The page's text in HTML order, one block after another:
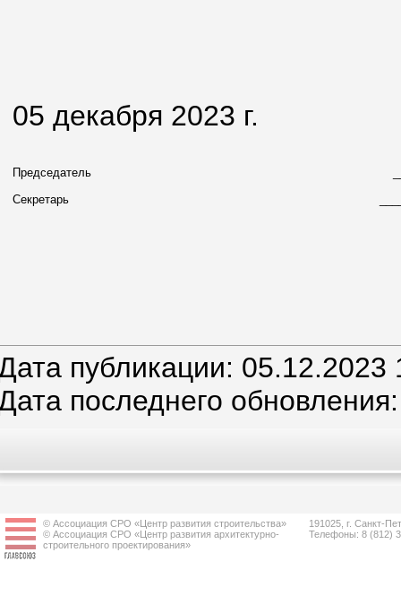
05 декабря 2023 г.
Председатель
Секретарь
публикации: 05.12.2023
последнего
© Ассоциация СРО «Центр развития строительства»
© Ассоциация СРО «Центр развития архитектурно-
строительного проектирования»
191025, г. Санкт-
Телефоны: 8 (812)